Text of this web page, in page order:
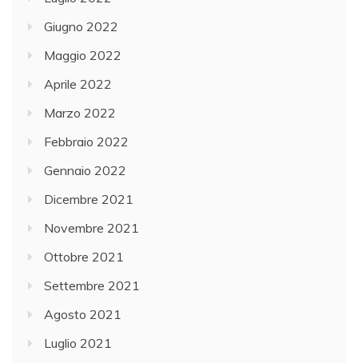
Giugno 2022
Maggio 2022
Aprile 2022
Marzo 2022
Febbraio 2022
Gennaio 2022
Dicembre 2021
Novembre 2021
Ottobre 2021
Settembre 2021
Agosto 2021
Luglio 2021